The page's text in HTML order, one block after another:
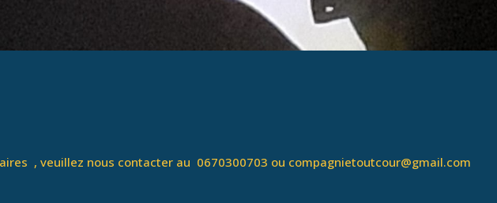
, veuillez nous contacter au 0670300703 ou compagnietoutcour@gmail.com